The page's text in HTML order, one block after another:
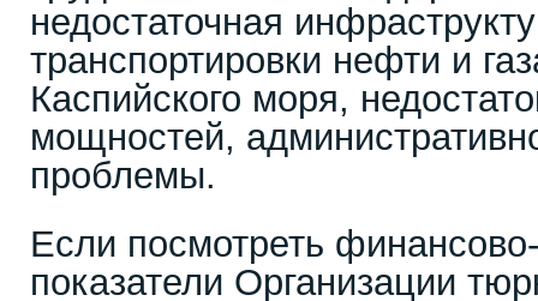
недостаточная
транспортировки нефти и
Каспийского моря,
мощностей,
проблемы.
Если посмотреть
показатели Организации